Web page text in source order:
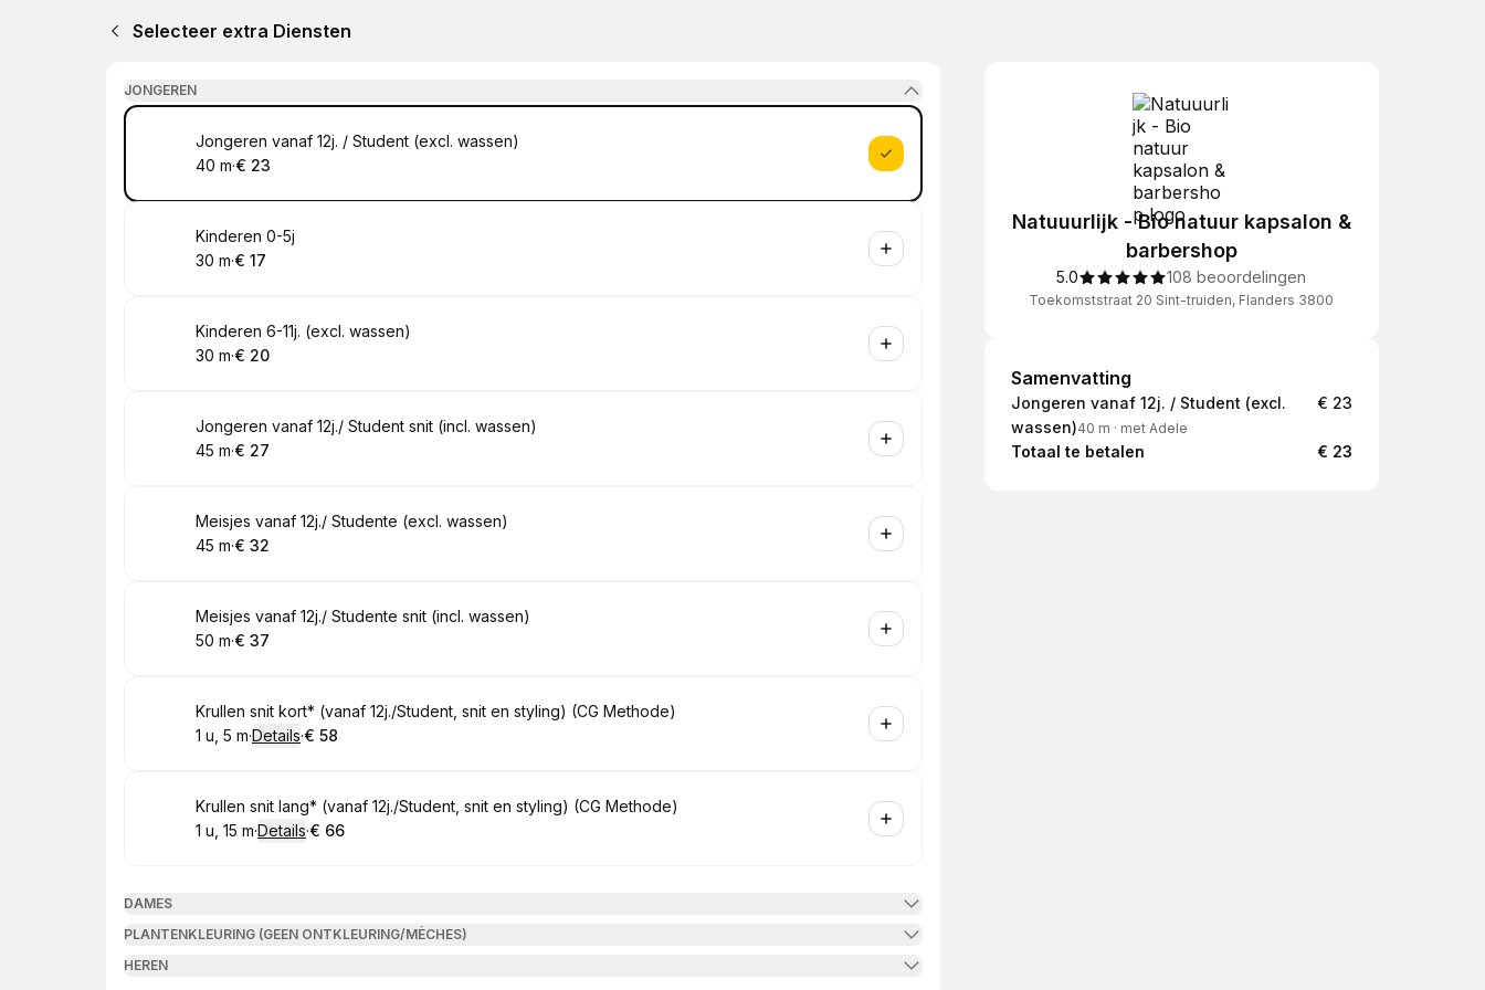
Selecteer extra Diensten
JONGEREN
Boek
Jongeren vanaf 12j. / Student (excl. wassen)
.Duur
40 m·
.Prijs:
€ 23
Boek
Kinderen 0-5j
.Duur
30 m·
.Prijs:
€ 17
Boek
Kinderen 6-11j. (excl. wassen)
.Duur :
30 m·
.Prijs:
€ 20
Boek
Jongeren vanaf 12j./ Student snit (incl. wassen)
.Duur :
45 m·
.Prijs:
€ 27
Boek
Meisjes vanaf 12j./ Studente (excl. wassen)
.Duur :
45 m·
.Prijs:
€ 32
Boek
Meisjes vanaf 12j./ Studente snit (incl. wassen)
.Duur :
50 m·
.Prijs:
€ 37
Boek
Krullen snit kort* (vanaf 12j./Student, snit en styling) (CG Methode)
. Duur
1 u, 5 m·Details·
.Prijs:
€ 58
Boek
Krullen snit lang* (vanaf 12j./Student, snit en styling) (CG Methode)
. Duur:
1 u, 15 m·Details·
.Prijs:
€ 66
DAMES
PLANTENKLEURING (GEEN ONTKLEURING/MÈCHES)
HEREN
Natuuurlijk - Bio natuur kapsalon &
barbershop
5.0 108 beoordelingen
Toekomststraat 20 Sint-truiden, Flanders 3800
Samenvatting
Samenvatting
Jongeren vanaf 12j. / Student (excl.
wassen)40 m · met Adele
€ 23
Totaal te betalen € 23